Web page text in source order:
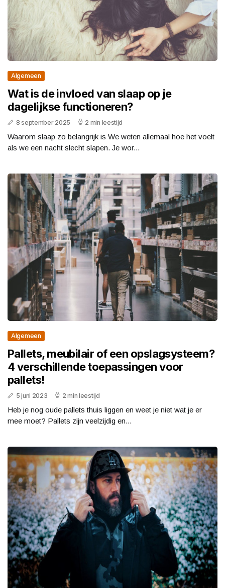
Algemeen
Wat is de invloed van slaap op je
dagelijkse functioneren?
8 september 2025 2 min leestijd
Waarom slaap zo belangrijk is We weten allemaal hoe het voelt
als we een nacht slecht slapen. Je wor...
Algemeen
Pallets, meubilair of een opslagsysteem?
4 verschillende toepassingen voor
pallets!
5 juni 2023 2 min leestijd
Heb je nog oude pallets thuis liggen en weet je niet wat je er
mee moet? Pallets zijn veelzijdig en...